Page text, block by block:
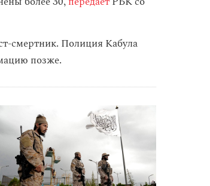
смертник. Полиция Кабула
позже.